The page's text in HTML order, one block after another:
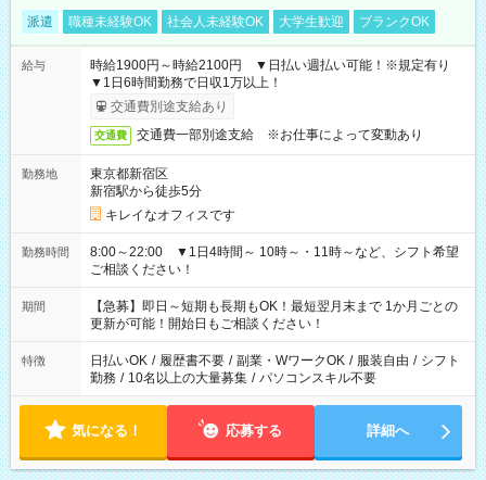
派遣 職種未経験OK 社会人未経験OK 大学生歓迎 ブランクOK
給与
時給1900円～時給2100円 ▼日払い週払い可能！※規定有り
▼1日6時間勤務で日収1万以上！
交通費別途支給あり
交通費 交通費一部別途支給 ※お仕事によって変動あり
勤務地
東京都新宿区
新宿駅から徒歩5分
キレイなオフィスです
勤務時間
8:00～22:00 ▼1日4時間～ 10時～・11時～など、シフト希望
ご相談ください！
期間
【急募】即日～短期も長期もOK！最短翌月末まで 1か月ごとの
更新が可能！開始日もご相談ください！
特徴 日払いOK / 履歴書不要 / 副業・WワークOK / 服装自由 / シフト
勤務 / 10名以上の大量募集 / パソコンスキル不要
気になる！ 応募する 詳細へ